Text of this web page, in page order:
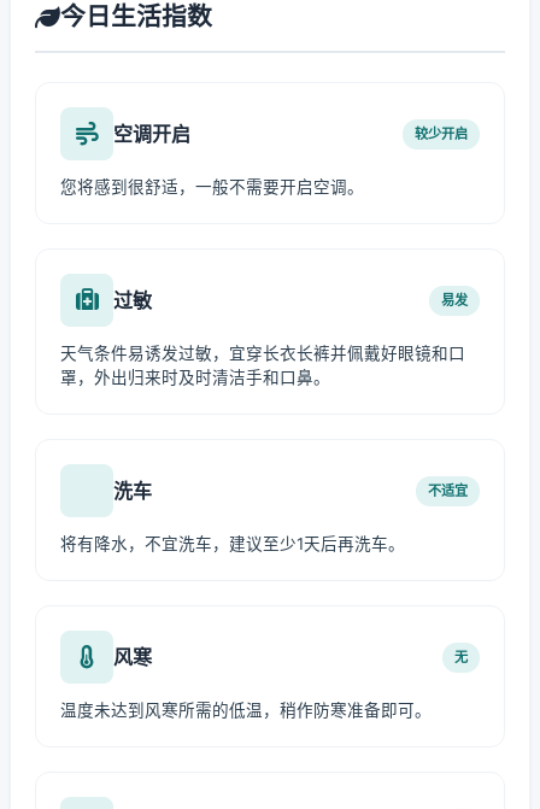
今日生活指数
空调开启 较少开启
您将感到很舒适，一般不需要开启空调。
过敏 易发
天气条件易诱发过敏，宜穿长衣长裤并佩戴好眼镜和口
罩，外出归来时及时清洁手和口鼻。
洗车 不适宜
将有降水，不宜洗车，建议至少1天后再洗车。
风寒 无
温度未达到风寒所需的低温，稍作防寒准备即可。